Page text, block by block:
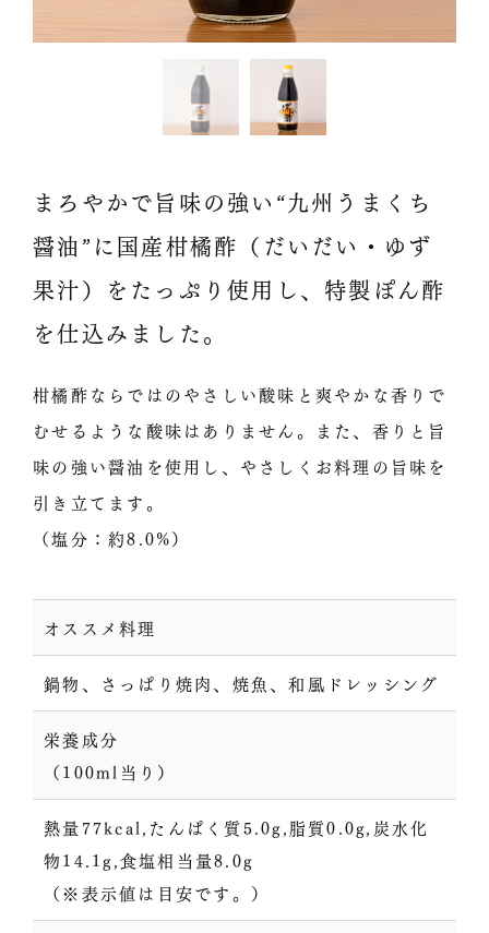
まろやかで旨味の強い“九州うまくち
醤油”に国産柑橘酢（だいだい・ゆず
果汁）をたっぷり使用し、特製ぽん酢
を仕込みました。
柑橘酢ならではのやさしい酸味と爽やかな香りで
むせるような酸味はありません。また、香りと旨
味の強い醤油を使用し、やさしくお料理の旨味を
引き立てます。
（塩分：約8.0%）
オススメ料理
鍋物、さっぱり焼肉、焼魚、和風ドレッシング
栄養成分
（100ml当り）
熱量77kcal,たんぱく質5.0g,脂質0.0g,炭水化
物14.1g,食塩相当量8.0g
（※表示値は目安です。）